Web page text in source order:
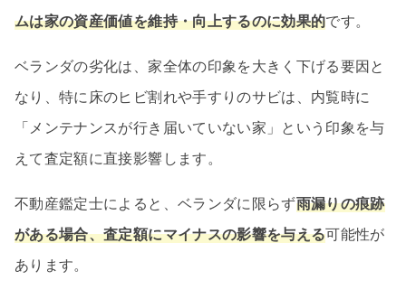
ムは家の資産価値を維持・向上するのに効果的です。
ベランダの劣化は、家全体の印象を大きく下げる要因と
なり、特に床のヒビ割れや手すりのサビは、内覧時に
「メンテナンスが行き届いていない家」という印象を与
えて査定額に直接影響します。
不動産鑑定士によると、ベランダに限らず雨漏りの痕跡
がある場合、査定額にマイナスの影響を与える可能性が
あります。